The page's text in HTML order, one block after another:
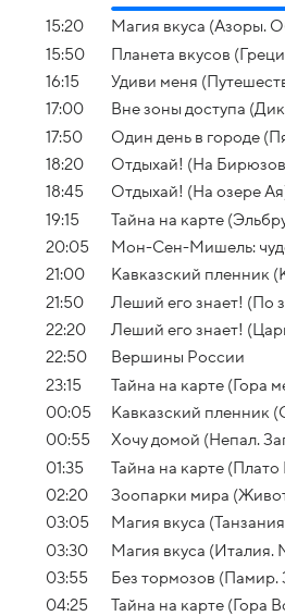
15:20
Магия вкуса (Азоры.
15:50
Планета вкусов
16:15
Удиви меня
17:00
Вне зоны доступа
17:50
Один день в городе
18:20
Отдыхай! (На
18:45
Отдыхай! (На озере
19:15
Тайна на карте
20:05
Мон-Сен-Мишель:
21:00
Кавказский пленник
21:50
Леший его знает! (По
22:20
Леший его знает!
22:50
Вершины России
23:15
Тайна на карте (Гора
00:05
Кавказский пленник
00:55
Хочу домой (Непал.
01:35
Тайна на карте (Плато
02:20
Зоопарки мира
03:05
Магия вкуса
03:30
Магия вкуса (Италия.
03:55
Без тормозов (Памир.
04:25
Тайна на карте (Гора